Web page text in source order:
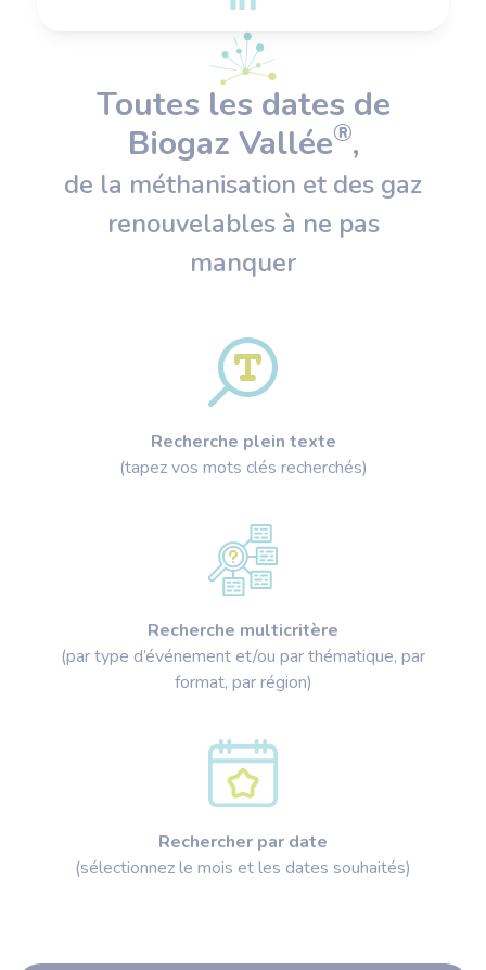
Toutes les dates de
Biogaz Vallée®,
de la méthanisation et des gaz
renouvelables à ne pas
manquer
Recherche plein texte
(tapez vos mots clés recherchés)
Recherche multicritère
(par type d’événement et/ou par thématique, par
format, par région)
Rechercher par date
(sélectionnez le mois et les dates souhaités)